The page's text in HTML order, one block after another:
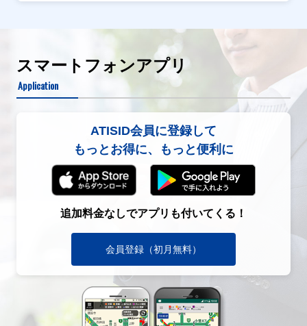
スマートフォンアプリ
Application
ATISID会員に登録して
もっとお得に、もっと便利に
追加料金なしでアプリも付いてくる！
会員登録（初月無料）